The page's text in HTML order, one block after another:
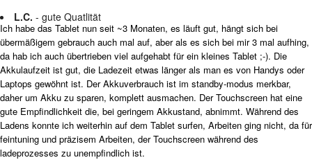
L.C. - gute Quatlität
Ich habe das Tablet nun seit ~3 Monaten, es läuft gut, hängt sich bei
übermäßigem gebrauch auch mal auf, aber als es sich bei mir 3 mal aufhing,
da hab ich auch übertrieben viel aufgehabt für ein kleines Tablet ;-). Die
Akkulaufzeit ist gut, die Ladezeit etwas länger als man es von Handys oder
Laptops gewöhnt ist. Der Akkuverbrauch ist im standby-modus merkbar,
daher um Akku zu sparen, komplett ausmachen. Der Touchscreen hat eine
gute Empfindlichkeit die, bei geringem Akkustand, abnimmt. Während des
Ladens konnte ich weiterhin auf dem Tablet surfen, Arbeiten ging nicht, da für
feintuning und präzisem Arbeiten, der Touchscreen während des
ladeprozesses zu unempfindlich ist.